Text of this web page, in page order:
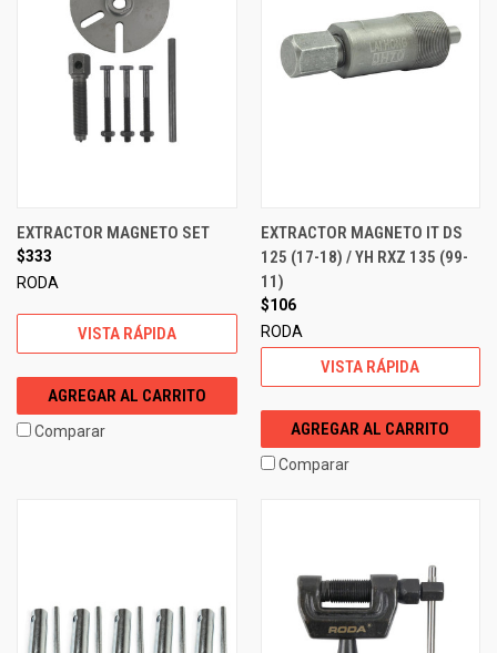
EXTRACTOR MAGNETO SET
$333
RODA
VISTA RÁPIDA
AGREGAR AL CARRITO
Comparar
EXTRACTOR MAGNETO IT DS
125 (17-18) / YH RXZ 135 (99-
11)
$106
RODA
VISTA RÁPIDA
AGREGAR AL CARRITO
Comparar